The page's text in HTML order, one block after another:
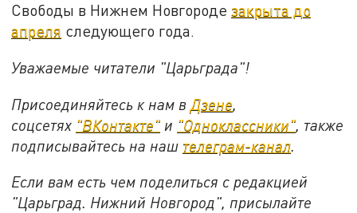
Свободы в Нижнем Новгородезакрыта до
апреля следующего года.
Уважаемые читатели "Царьграда"!
Присоединяйтесь к нам в Дзене
соцсетях "ВКонтакте" и "Одноклассники" также
подписывайтесь на наш телеграм-канал
Если вам есть чем поделиться с редакцией
"Царьград. Нижний Новгород", присылайте